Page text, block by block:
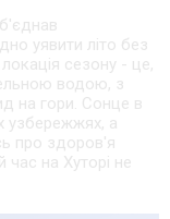
уявити літо без
сезону - це,
водою, з
на гори. Сонце в
узбережжях, а
про здоров'я
час на Хуторі не